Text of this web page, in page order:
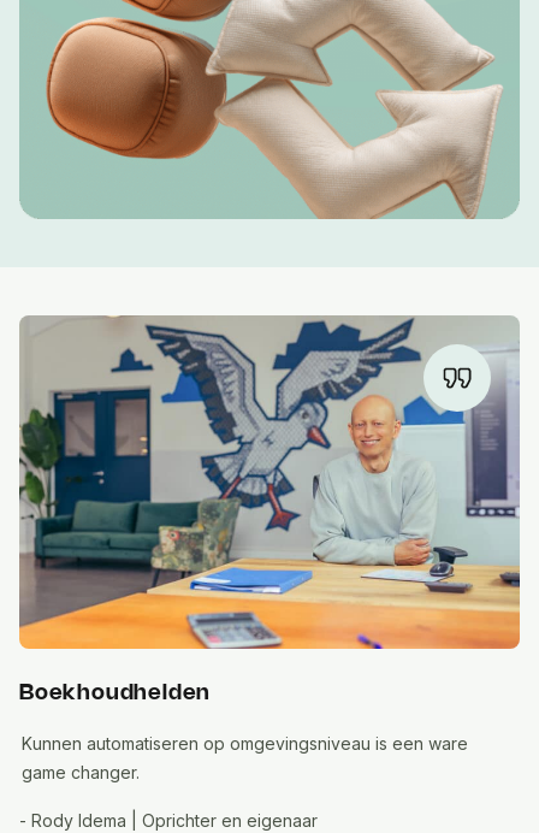
Boekhoudhelden
Kunnen automatiseren op omgevingsniveau is een ware
game changer.
- Rody Idema | Oprichter en eigenaar